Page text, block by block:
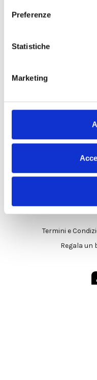
Preferenze
Statistiche
Marketing
Accediper vedere la
Termini e
Regala un